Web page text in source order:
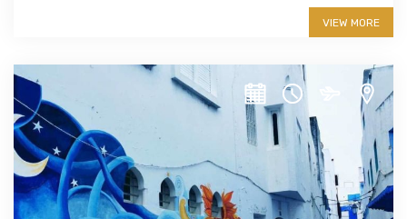
VIEW MORE